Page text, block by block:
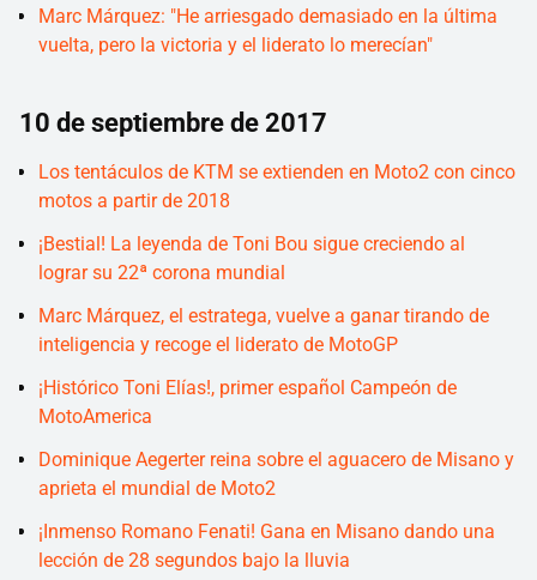
Marc Márquez: "He arriesgado demasiado en la última
vuelta, pero la victoria y el liderato lo merecían"
10 de septiembre de 2017
Los tentáculos de KTM se extienden en Moto2 con cinco
motos a partir de 2018
¡Bestial! La leyenda de Toni Bou sigue creciendo al
lograr su 22ª corona mundial
Marc Márquez, el estratega, vuelve a ganar tirando de
inteligencia y recoge el liderato de MotoGP
¡Histórico Toni Elías!, primer español Campeón de
MotoAmerica
Dominique Aegerter reina sobre el aguacero de Misano y
aprieta el mundial de Moto2
¡Inmenso Romano Fenati! Gana en Misano dando una
lección de 28 segundos bajo la lluvia